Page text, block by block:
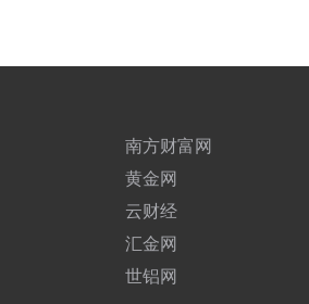
南方财富网
黄金网
云财经
汇金网
世铝网